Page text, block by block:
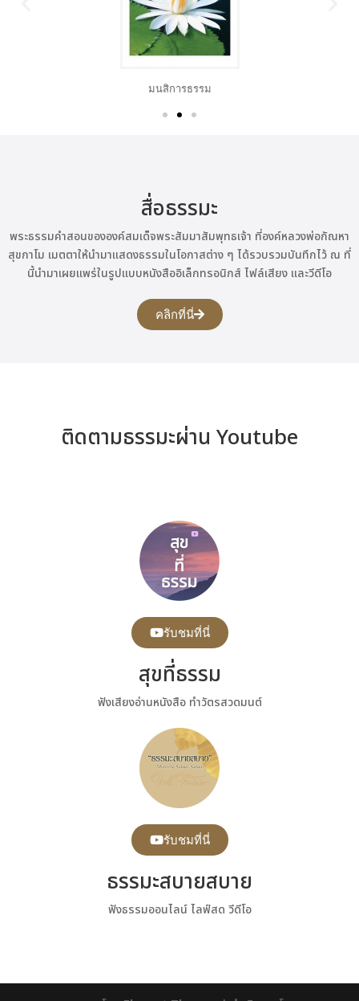
มนสิการธรรม
สื่อธรรมะ
พระธรรมคำสอนขององค์สมเด็จพระสัมมาสัมพุทธเจ้า ที่องค์หลวงพ่อกัณหา
สุขกาโม เมตตาให้นำมาแสดงธรรมในโอกาสต่าง ๆ ได้รวบรวมบันทึกไว้ ณ ที่
นี้นำมาเผยแพร่ในรูปแบบหนังสืออิเล็กทรอนิกส์ ไฟล์เสียง และวีดีโอ
คลิกที่นี่
ติดตามธรรมะผ่าน Youtube
รับชมที่นี่
สุขที่ธรรม
ฟังเสียงอ่านหนังสือ ทำวัตรสวดมนต์
รับชมที่นี่
ธรรมะสบายสบาย
ฟังธรรมออนไลน์ ไลฟ์สด วีดีโอ